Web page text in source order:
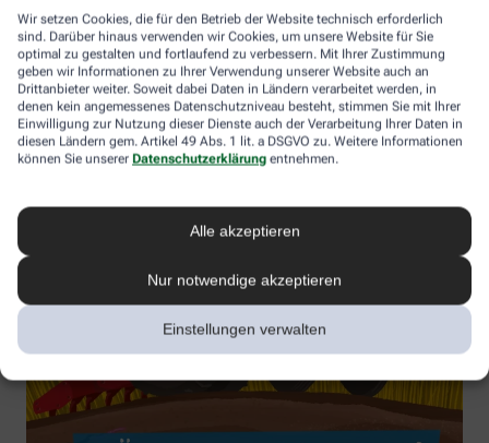
Wir setzen Cookies, die für den Betrieb der Website technisch erforderlich
sind. Darüber hinaus verwenden wir Cookies, um unsere Website für Sie
optimal zu gestalten und fortlaufend zu verbessern. Mit Ihrer Zustimmung
geben wir Informationen zu Ihrer Verwendung unserer Website auch an
Drittanbieter weiter. Soweit dabei Daten in Ländern verarbeitet werden, in
denen kein angemessenes Datenschutzniveau besteht, stimmen Sie mit Ihrer
Einwilligung zur Nutzung dieser Dienste auch der Verarbeitung Ihrer Daten in
diesen Ländern gem. Artikel 49 Abs. 1 lit. a DSGVO zu. Weitere Informationen
können Sie unserer Datenschutzerklärung entnehmen.
Alle akzeptieren
Nur notwendige akzeptieren
Einstellungen verwalten